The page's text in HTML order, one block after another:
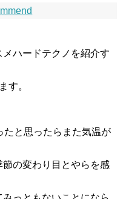
ハードテクノを紹介す
す。
たと思ったらまた気温が
の変わり目とやらを感